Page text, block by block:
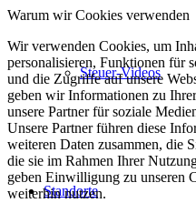
Steuer-Videos
Standorte
Warum wir Cookies verwenden
Wir verwenden Cookies, um
personalisieren, Funktionen für
und die Zugriffe auf unsere
geben wir Informationen zu
unsere Partner für soziale
Unsere Partner führen diese
weiteren Daten zusammen, die
die sie im Rahmen Ihrer
geben Einwilligung zu unseren
weiterhin nutzen.